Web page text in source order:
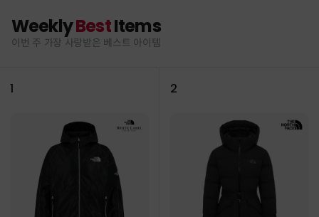
WeeklyBestItems
이번 주 가장 사랑받은 베스트 아이템
1 2